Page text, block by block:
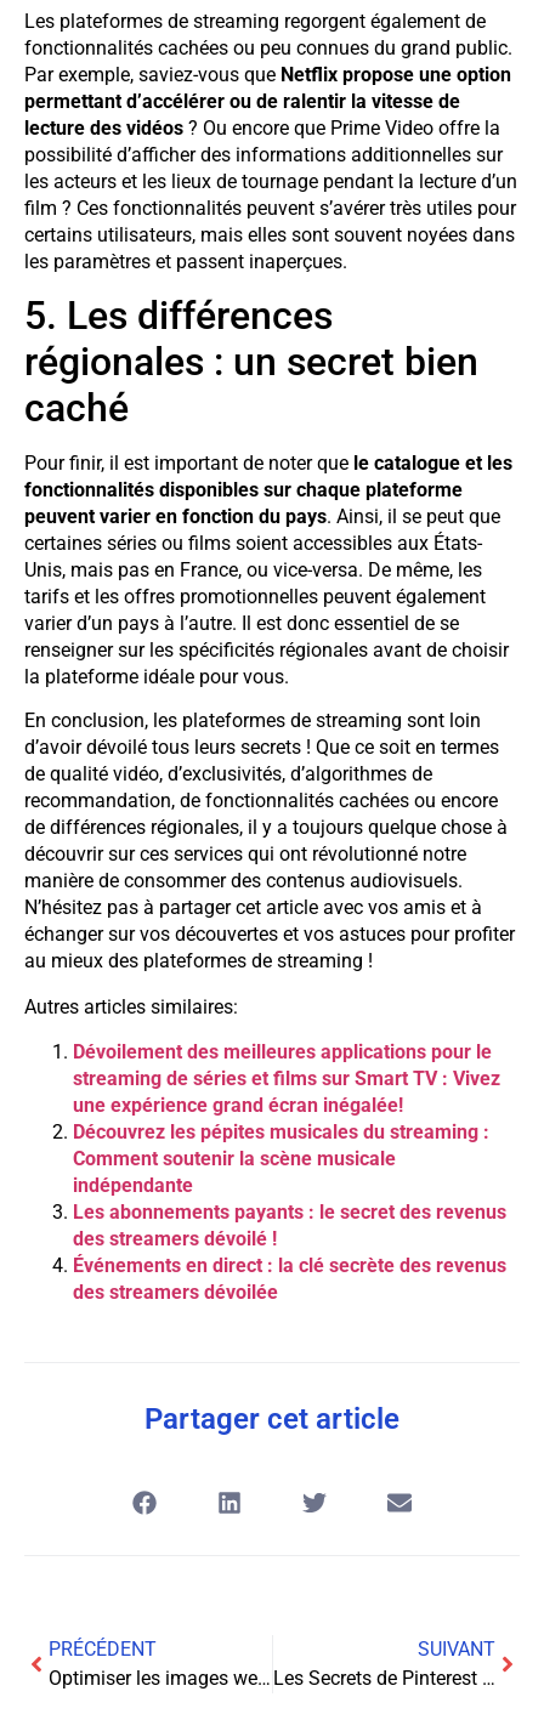
Les plateformes de streaming regorgent également de
fonctionnalités cachées ou peu connues du grand public.
Par exemple, saviez-vous que Netflix propose une option
permettant d’accélérer ou de ralentir la vitesse de
lecture des vidéos ? Ou encore que Prime Video offre la
possibilité d’afficher des informations additionnelles sur
les acteurs et les lieux de tournage pendant la lecture d’un
film ? Ces fonctionnalités peuvent s’avérer très utiles pour
certains utilisateurs, mais elles sont souvent noyées dans
les paramètres et passent inaperçues.
5. Les différences
régionales : un secret bien
caché
Pour finir, il est important de noter que le catalogue et les
fonctionnalités disponibles sur chaque plateforme
peuvent varier en fonction du pays. Ainsi, il se peut que
certaines séries ou films soient accessibles aux États-
Unis, mais pas en France, ou vice-versa. De même, les
tarifs et les offres promotionnelles peuvent également
varier d’un pays à l’autre. Il est donc essentiel de se
renseigner sur les spécificités régionales avant de choisir
la plateforme idéale pour vous.
En conclusion, les plateformes de streaming sont loin
d’avoir dévoilé tous leurs secrets ! Que ce soit en termes
de qualité vidéo, d’exclusivités, d’algorithmes de
recommandation, de fonctionnalités cachées ou encore
de différences régionales, il y a toujours quelque chose à
découvrir sur ces services qui ont révolutionné notre
manière de consommer des contenus audiovisuels.
N’hésitez pas à partager cet article avec vos amis et à
échanger sur vos découvertes et vos astuces pour profiter
au mieux des plateformes de streaming !
Autres articles similaires:
Dévoilement des meilleures applications pour le
streaming de séries et films sur Smart TV : Vivez
une expérience grand écran inégalée!
Découvrez les pépites musicales du streaming :
Comment soutenir la scène musicale
indépendante
Les abonnements payants : le secret des revenus
des streamers dévoilé !
Événements en direct : la clé secrète des revenus
des streamers dévoilée
Partager cet article
PRÉCÉDENT
Optimiser les images web : comment améliorer la performance et l’expérience utilisateur
SUIVANT
Les Secrets de Pinterest pour un Marketing Viral Réussi!